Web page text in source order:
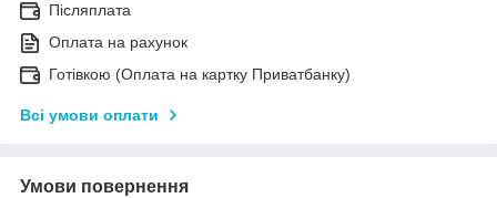
Післяплата
Оплата на рахунок
Готівкою (Оплата на картку Приватбанку)
Всі умови оплати
Умови повернення